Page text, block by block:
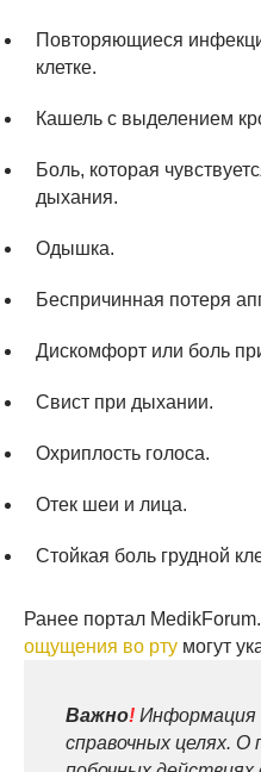
Повторяющиеся
клетке.
Кашель с выделением
Боль, которая
дыхания.
Одышка.
Беспричинная потеря
Дискомфорт или боль
Свист при дыхании.
Охриплость голоса.
Отек шеи и лица.
Стойкая боль грудной
Ранее портал
ощущения во рту могут
Важно! Информация
справочных целях. О